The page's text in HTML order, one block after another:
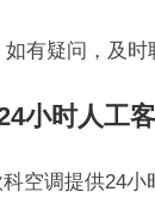
如有疑问，及时
小时人工
科空调提供24小